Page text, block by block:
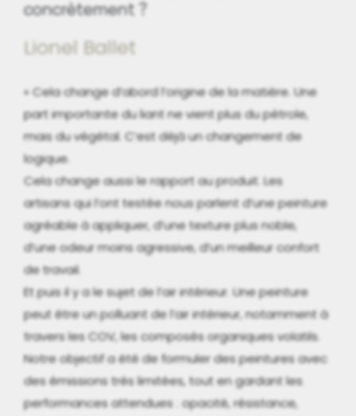
concrètement ?
Lionel Ballet
« Cela change d’abord l’origine de la matière. Une
part importante du liant ne vient plus du pétrole,
mais du végétal. C’est déjà un changement de
logique.
Cela change aussi le rapport au produit. Les
artisans qui l’ont testée nous parlent d’une peinture
agréable à appliquer, d’une texture plus noble,
d’une odeur moins agressive, d’un meilleur confort
de travail.
Et puis il y a le sujet de l’air intérieur. Une peinture
peut être un polluant de l’air intérieur, notamment à
travers les COV, les composés organiques volatils.
Notre objectif a été de formuler des peintures avec
des émissions très limitées, tout en gardant les
performances attendues : opacité, résistance,